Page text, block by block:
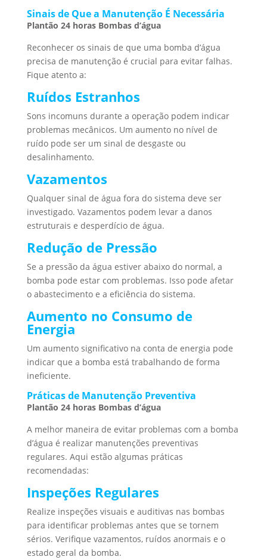
Sinais de Que a Manutenção É Necessária
Plantão 24 horas Bombas d’água
Reconhecer os sinais de que uma bomba d’água
precisa de manutenção é crucial para evitar falhas.
Fique atento a:
Ruídos Estranhos
Sons incomuns durante a operação podem indicar
problemas mecânicos. Um aumento no nível de
ruído pode ser um sinal de desgaste ou
desalinhamento.
Vazamentos
Qualquer sinal de água fora do sistema deve ser
investigado. Vazamentos podem levar a danos
estruturais e desperdício de água.
Redução de Pressão
Se a pressão da água estiver abaixo do normal, a
bomba pode estar com problemas. Isso pode afetar
o abastecimento e a eficiência do sistema.
Aumento no Consumo de
Energia
Um aumento significativo na conta de energia pode
indicar que a bomba está trabalhando de forma
ineficiente.
Práticas de Manutenção Preventiva
Plantão 24 horas Bombas d’água
A melhor maneira de evitar problemas com a bomba
d’água é realizar manutenções preventivas
regulares. Aqui estão algumas práticas
recomendadas:
Inspeções Regulares
Realize inspeções visuais e auditivas nas bombas
para identificar problemas antes que se tornem
sérios. Verifique vazamentos, ruídos anormais e o
estado geral da bomba.